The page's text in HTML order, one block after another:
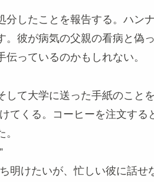
したことを報告する。ハン
彼が病気の父親の看病と偽
っているのかもしれない。
て大学に送った手紙のこと
てくる。コーヒーを注文する
明けたいが、忙しい彼に話せ